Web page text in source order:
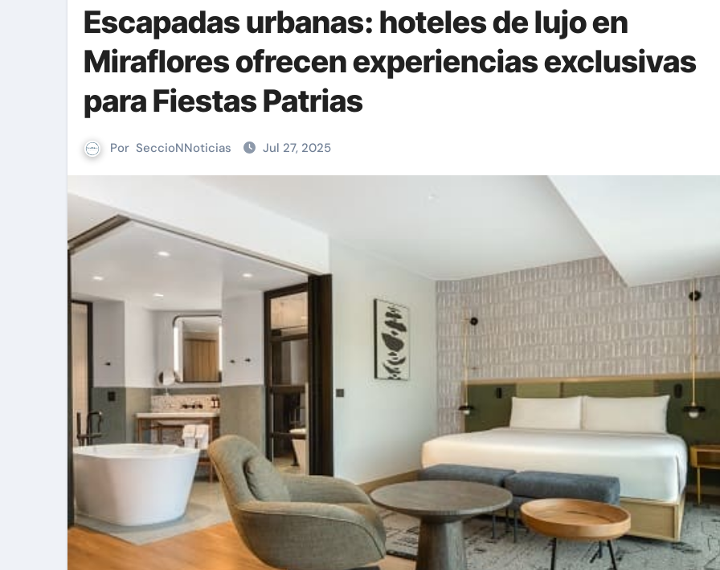
Escapadas urbanas: hoteles de lujo en
Miraflores ofrecen experiencias exclusivas
para Fiestas Patrias
Por SeccioNNoticias Jul 27, 2025